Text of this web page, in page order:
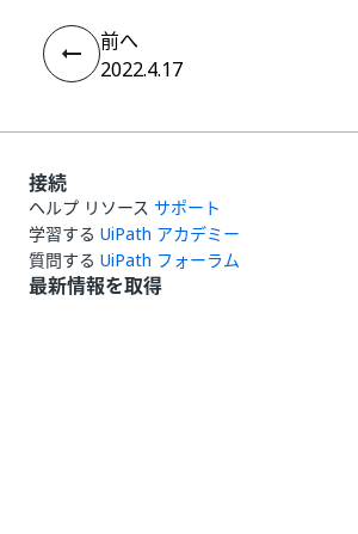
前へ
2022.4.17
接続
ヘルプ リソース サポート
学習する UiPath アカデミー
質問する UiPath フォーラム
最新情報を取得